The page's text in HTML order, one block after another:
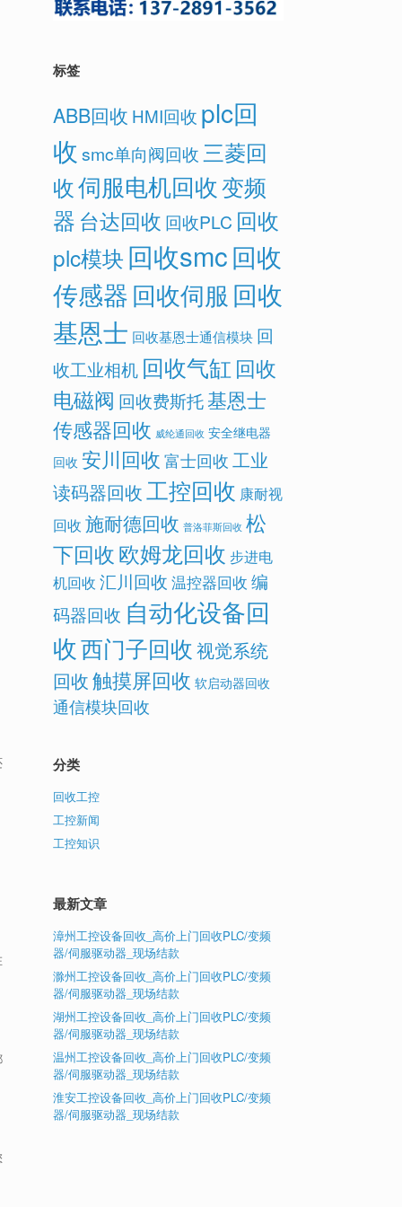
标签
ABB回收 HMI回收 plc回
收 smc单向阀回收三菱回
收伺服电机回收变频
器 台达回收 回收PLC 回收
plc模块 回收smc回收
传感器回收伺服 回收
基恩士 回收基恩士通信模块 回
收工业相机 回收气缸 回收
电磁阀 回收费斯托基恩士
传感器回收 威纶通回收 安全继电器
回收 安川回收 富士回收 工业
读码器回收工控回收 康耐视
回收 施耐德回收 普洛菲斯回收 松
下回收欧姆龙回收 步进电
机回收 汇川回收 温控器回收 编
码器回收 自动化设备回
收西门子回收视觉系统
回收触摸屏回收 软启动器回收
通信模块回收
分类
回收工控
工控新闻
工控知识
最新文章
漳州工控设备回收_高价上门回收PLC/变频
器/伺服驱动器_现场结款
滁州工控设备回收_高价上门回收PLC/变频
器/伺服驱动器_现场结款
湖州工控设备回收_高价上门回收PLC/变频
器/伺服驱动器_现场结款
温州工控设备回收_高价上门回收PLC/变频
器/伺服驱动器_现场结款
淮安工控设备回收_高价上门回收PLC/变频
器/伺服驱动器_现场结款